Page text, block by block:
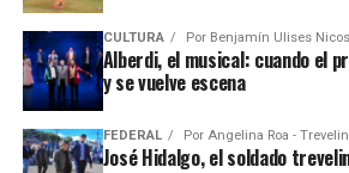
CULTURA Por Benjamín Ulises
Alberdi, el musical: cuando el
y se vuelve escena
FEDERAL Por Angelina Roa -
José Hidalgo, el soldado